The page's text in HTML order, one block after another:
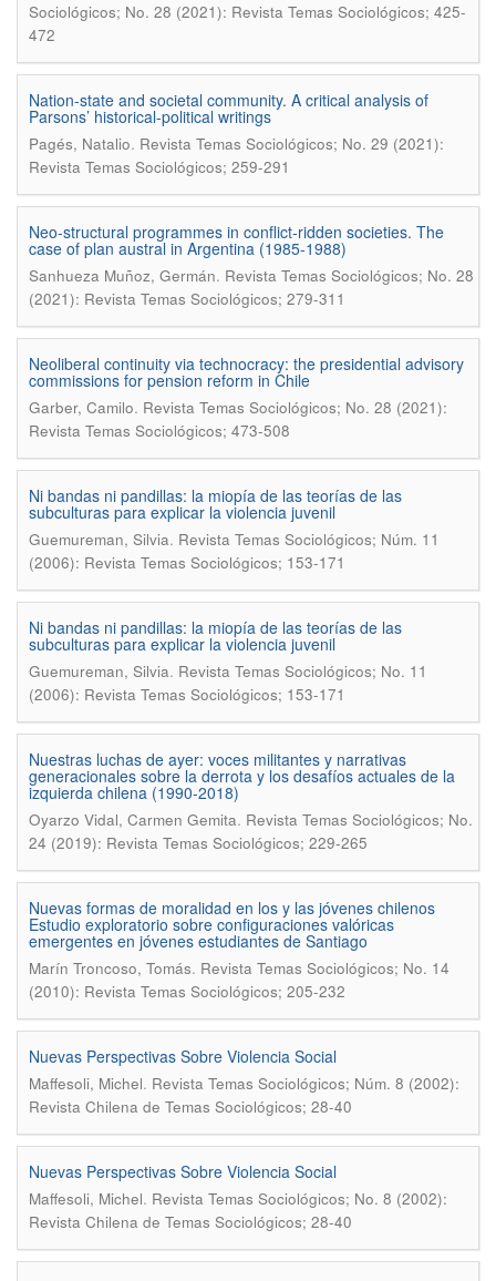
Sociológicos; No. 28 (2021): Revista Temas Sociológicos; 425-
472
Nation-state and societal community. A critical analysis of
Parsons’ historical-political writings
Pagés, Natalio. Revista Temas Sociológicos; No. 29 (2021):
Revista Temas Sociológicos; 259-291
Neo-structural programmes in conflict-ridden societies. The
case of plan austral in Argentina (1985-1988)
Sanhueza Muñoz, Germán. Revista Temas Sociológicos; No. 28
(2021): Revista Temas Sociológicos; 279-311
Neoliberal continuity via technocracy: the presidential advisory
commissions for pension reform in Chile
Garber, Camilo. Revista Temas Sociológicos; No. 28 (2021):
Revista Temas Sociológicos; 473-508
Ni bandas ni pandillas: la miopía de las teorías de las
subculturas para explicar la violencia juvenil
Guemureman, Silvia. Revista Temas Sociológicos; Núm. 11
(2006): Revista Temas Sociológicos; 153-171
Ni bandas ni pandillas: la miopí­a de las teorí­as de las
subculturas para explicar la violencia juvenil
Guemureman, Silvia. Revista Temas Sociológicos; No. 11
(2006): Revista Temas Sociológicos; 153-171
Nuestras luchas de ayer: voces militantes y narrativas
generacionales sobre la derrota y los desafí­os actuales de la
izquierda chilena (1990-2018)
Oyarzo Vidal, Carmen Gemita. Revista Temas Sociológicos; No.
24 (2019): Revista Temas Sociológicos; 229-265
Nuevas formas de moralidad en los y las jóvenes chilenos
Estudio exploratorio sobre configuraciones valóricas
emergentes en jóvenes estudiantes de Santiago
Marí­n Troncoso, Tomás. Revista Temas Sociológicos; No. 14
(2010): Revista Temas Sociológicos; 205-232
Nuevas Perspectivas Sobre Violencia Social
Maffesoli, Michel. Revista Temas Sociológicos; Núm. 8 (2002):
Revista Chilena de Temas Sociológicos; 28-40
Nuevas Perspectivas Sobre Violencia Social
Maffesoli, Michel. Revista Temas Sociológicos; No. 8 (2002):
Revista Chilena de Temas Sociológicos; 28-40